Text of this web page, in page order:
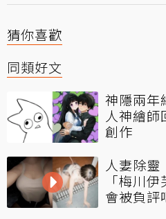
猜你喜歡
同類好文
神隱兩年
人神繪師
創作
人妻除
「梅川
會被負評